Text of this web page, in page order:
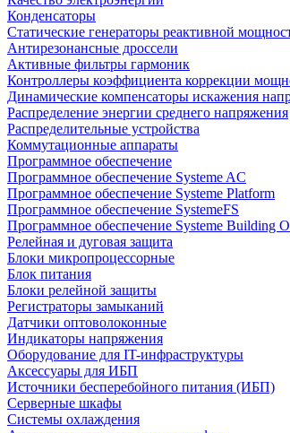
Конденсаторы
Статические генераторы реактивной
Антирезонансные дроссели
Активные фильтры гармоник
Контроллеры коэффициента коррекции
Динамические компенсаторы искажения
Распределение энергии среднего напряжения
Распределительные устройства
Коммутационные аппараты
Программное обеспечение
Программное обеспечение Systeme AC
Программное обеспечение Systeme Platform
Программное обеспечение SystemeFS
Программное обеспечение Systeme Building
Релейная и дуговая защита
Блоки микропроцессорные
Блок питания
Блоки релейной защиты
Регистраторы замыканий
Датчики оптоволоконные
Индикаторы напряжения
Оборудование для IT-инфраструктуры
Аксессуары для ИБП
Источники бесперебойного питания (ИБП)
Серверные шкафы
Системы охлаждения